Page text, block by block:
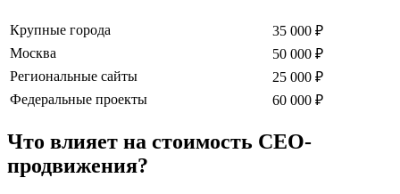
Крупные города
35 000 ₽
Москва
50 000 ₽
Региональные сайты
25 000 ₽
Федеральные проекты
60 000 ₽
Что влияет на стоимость СЕО-
продвижения?